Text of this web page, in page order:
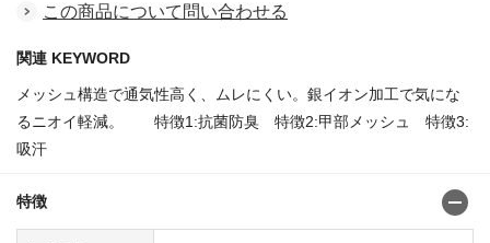
この商品について問い合わせる
関連 KEYWORD
メッシュ構造で通気性高く、ムレにくい。銀イオン加工で気にな
るニオイ軽減。 特徴1:抗菌防臭 特徴2:甲部メッシュ 特徴3:
吸汗
特徴